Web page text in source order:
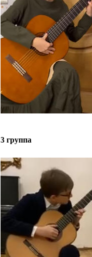
3 группа